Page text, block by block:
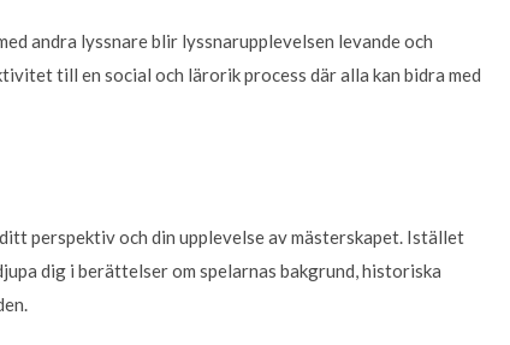
andra lyssnare blir lyssnarupplevelsen levande och
till en social och lärorik process där alla kan bidra med
perspektiv och din upplevelse av mästerskapet. Istället
dig i berättelser om spelarnas bakgrund, historiska